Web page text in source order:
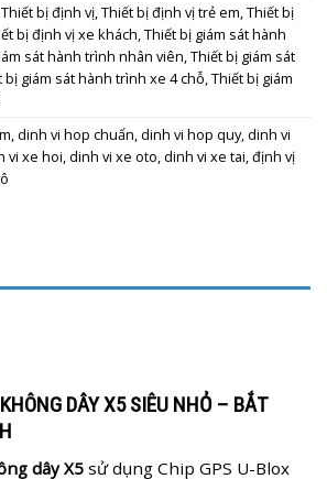
Thiết bị định vị,Thiết bị định vị trẻ em,Thiết bị
bị định vị xe khách,Thiết bị giám sát hành
sát hành trình nhân viên,Thiết bị giám sát
bị giám sát hành trình xe 4 chỗ,Thiết bị giám
,dinh vi hop chuẩn,dinh vi hop quy,dinh vi
vi xe hoi,dinh vi xe oto,dinh vi xe tai,định vị
DÂY X5 SIÊU NHỎ – BẮT
dây X5 sử dụng Chip GPS U-Blox